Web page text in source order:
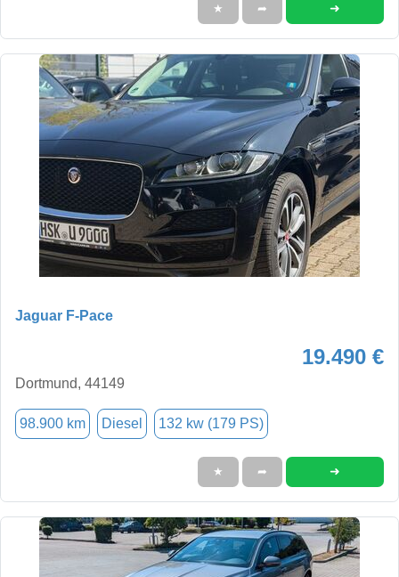
★ ➦ ➜
Jaguar F-Pace
19.490 €
Dortmund, 44149
98.900 km Diesel 132 kw (179 PS)
★ ➦ ➜